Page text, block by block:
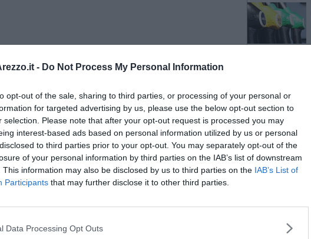
- Do Not Process My Personal Information
opt-out of the sale, sharing to third parties, or processing of your personal or
for targeted advertising by us, please use the below opt-out section to
selection. Please note that after your opt-out request is processed you may
interest-based ads based on personal information utilized by us or personal
to third parties prior to your opt-out. You may separately opt-out of the
of your personal information by third parties on the IAB’s list of downstream
This information may also be disclosed by us to third parties on the IAB’s List of
Participants that may further disclose it to other third parties.
Data Processing Opt Outs